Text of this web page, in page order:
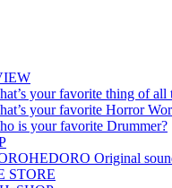
your favorite thing of all
your favorite Horror
is your favorite Drummer?
Original
STORE